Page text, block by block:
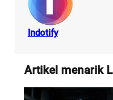
Indotify
Artikel menarik